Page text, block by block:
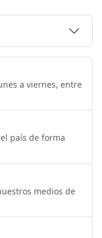
a viernes, entre
país de forma
medios de